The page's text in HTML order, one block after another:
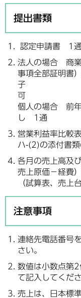
提出書類
認定申請書 1
法人の場合 商
事項全部証明
子
個人の場合 前
し 1通
営業利益率比較
ハ-(2)の添付書類
各月の売上高及
売上原価－経費
（試算表、売上
注意事項
連絡先電話番号
さい。
数値は小数点第
て記入してくださ
売上は、日本標